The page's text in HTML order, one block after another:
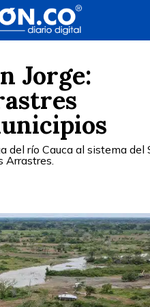
Jorge:
del río Cauca al sistema del
Arrastres.